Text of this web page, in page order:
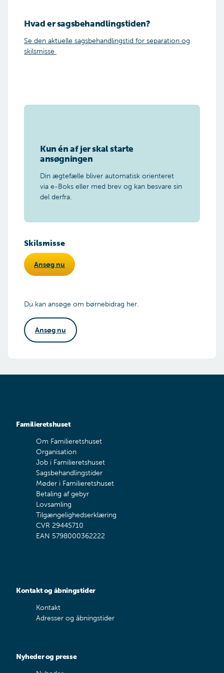
Hvad er sagsbehandlingstiden?
Se den aktuelle sagsbehandlingstid for separation og
skilsmisse
Kun én af jer skal starte
ansøgningen
Din ægtefælle bliver automatisk orienteret
via e-Boks eller med brev og kan besvare sin
del derfra.
Skilsmisse
Ansøg nu
Du kan ansøge om børnebidrag her.
Ansøg nu
Familieretshuset
Om Familieretshuset
Organisation
Job i Familieretshuset
Sagsbehandlingstider
Møder i Familieretshuset
Betaling af gebyr
Lovsamling
Tilgængelighedserklæring
CVR 29445710
EAN 5798000362222
Kontakt og åbningstider
Kontakt
Adresser og åbningstider
Nyheder og presse